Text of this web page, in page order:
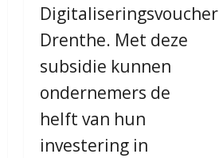
Digitaliseringsvoucher
Drenthe. Met deze
subsidie kunnen
ondernemers de
helft van hun
investering in